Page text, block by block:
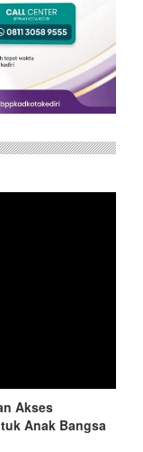
Akses
Anak Bangsa